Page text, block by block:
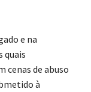
e na
quais
cenas de abuso
à